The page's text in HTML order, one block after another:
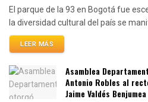
El parque de la 93 en Bogotá fue
la diversidad cultural del país se
LEER MÁS
Asamblea
Antonio Robles al
Jaime Valdés Benjumea